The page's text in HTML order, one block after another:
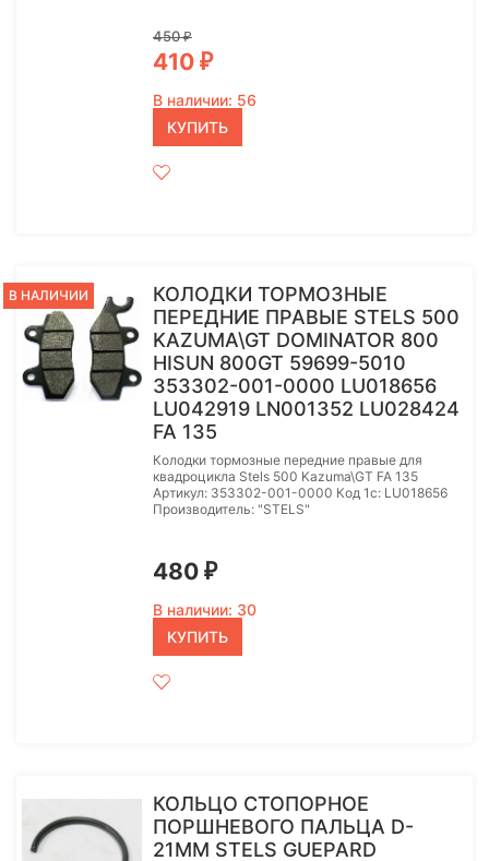
450₽
410 ₽
В наличии: 56
КУПИТЬ
В НАЛИЧИИ
КОЛОДКИ ТОРМОЗНЫЕ
ПЕРЕДНИЕ ПРАВЫЕ STELS 500
KAZUMA\GT DOMINATOR 800
HISUN 800GT 59699-5010
353302-001-0000 LU018656
LU042919 LN001352 LU028424
FA 135
Колодки тормозные передние правые для
квадроцикла Stels 500 Kazuma\GT FA 135
Артикул: 353302-001-0000 Код 1с: LU018656
Производитель: "STELS"
480 ₽
В наличии: 30
КУПИТЬ
КОЛЬЦО СТОПОРНОЕ
ПОРШНЕВОГО ПАЛЬЦА D-
21MM STELS GUEPARD